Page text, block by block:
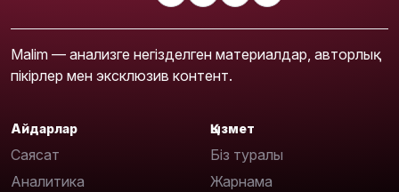
Malim — анализге негізделген материалдар, авторлық
пікірлер мен эксклюзив контент.
Айдарлар
Саясат
Аналитика
Қызмет
Біз туралы
Жарнама